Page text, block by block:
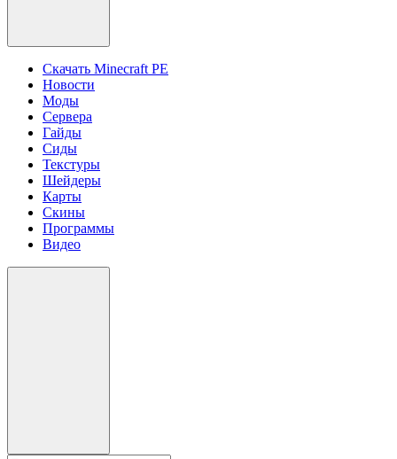
Скачать Minecraft PE
Новости
Моды
Сервера
Гайды
Сиды
Текстуры
Шейдеры
Карты
Скины
Программы
Видео